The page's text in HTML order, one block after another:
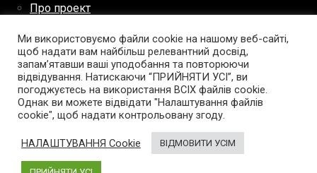
Про проект
Правила використання матеріалів
Підпишись на AutoGeek!
facebooktwitter instagramyoutube tumblr linkedin
Ми використовуємо файли cookie на нашому веб-сайті,
щоб надати вам найбільш релевантний досвід,
запам’ятавши ваші уподобання та повторюючи
відвідування. Натискаючи “ПРИЙНЯТИ УСІ”, ви
погоджуєтесь на використання ВСІХ файлів cookie.
Однак ви можете відвідати "Налаштування файлів
cookie", щоб надати контрольовану згоду.
НАЛАШТУВАННЯ Cookie ВІДМОВИТИ УСІМ